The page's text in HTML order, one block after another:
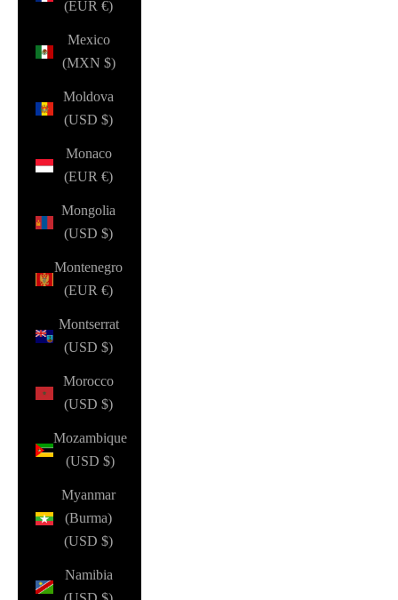
(EUR €)
Mexico
(MXN $)
Moldova
(USD $)
Monaco
(EUR €)
Mongolia
(USD $)
Montenegro
(EUR €)
Montserrat
(USD $)
Morocco
(USD $)
Mozambique
(USD $)
Myanmar
(Burma)
(USD $)
Namibia